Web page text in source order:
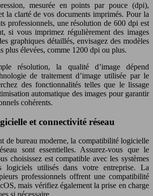
mesurée en points par pouce (dpi),
la clarté de vos documents imprimés. Pour la
professionnels, une résolution de 600 dpi est
si vous imprimez régulièrement des images
graphiques détaillés, envisagez des modèles
plus élevées, comme 1200 dpi ou plus.
résolution, la qualité d’image dépend
de traitement d’image utilisée par le
des fonctionnalités telles que le lissage
automatique des images pour garantir
cohérents.
et connectivité réseau
de bureau moderne, la compatibilité logicielle
sont essentielles. Assurez-vous que le
choisissez est compatible avec les systèmes
logiciels utilisés dans votre entreprise. La
professionnels offrent une compatibilité
mais vérifiez également la prise en charge